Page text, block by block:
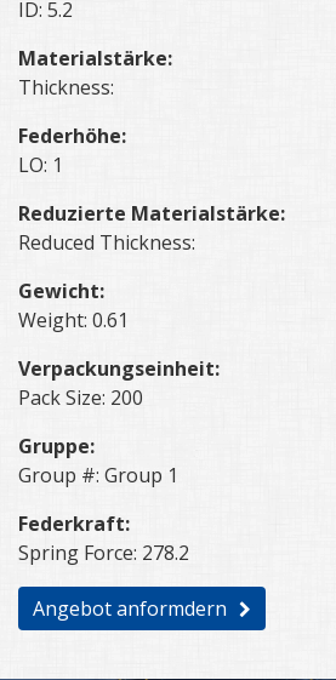
ID: 5.2
Materialstärke:
Thickness:
Federhöhe:
LO: 1
Reduzierte Materialstärke:
Reduced Thickness:
Gewicht:
Weight: 0.61
Verpackungseinheit:
Pack Size: 200
Gruppe:
Group #: Group 1
Federkraft:
Spring Force: 278.2
Angebot anformdern